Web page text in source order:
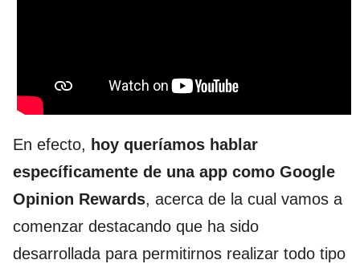
En efecto, hoy queríamos hablar
específicamente de una app como Google
Opinion Rewards, acerca de la cual vamos a
comenzar destacando que ha sido
desarrollada para permitirnos realizar todo tipo